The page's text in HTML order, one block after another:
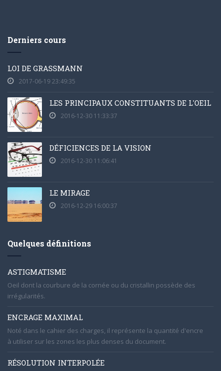
Derniers cours
LOI DE GRASSMANN
2017-06-19 23:49:35
LES PRINCIPAUX CONSTITUANTS DE L'OEIL
2016-12-30 11:33:37
DÉFICIENCES DE LA VISION
2016-12-30 11:06:41
LE MIRAGE
2016-12-29 16:00:37
Quelques définitions
ASTIGMATISME
Oeil dont la courbure de la cornée ou du cristallin possède des
irrégularités.
ENCRAGE MAXIMAL
Noté dans le cahier des charges, il représente la quantité d'encre
à utiliser sur les zones les plus denses du document.
RÉSOLUTION INTERPOLÉE